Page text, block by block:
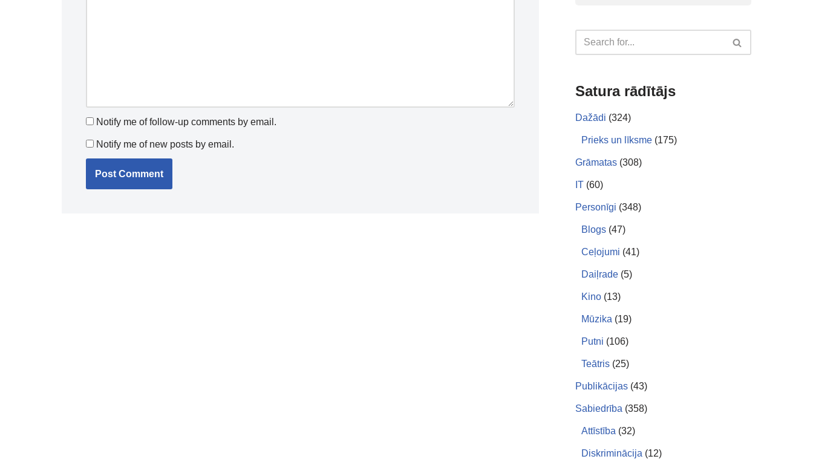
Notify me of follow-up comments by email.
Notify me of new posts by email.
Satura rādītājs
Dažādi (324)
Prieks un līksme (175)
Grāmatas (308)
IT (60)
Personīgi (348)
Blogs (47)
Ceļojumi (41)
Daiļrade (5)
Kino (13)
Mūzika (19)
Putni (106)
Teātris (25)
Publikācijas (43)
Sabiedrība (358)
Attīstība (32)
Diskriminācija (12)